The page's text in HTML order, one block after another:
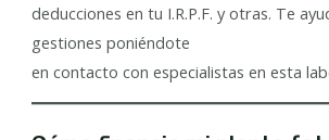
deducciones en tu I.R.P.F. y otras. Te
gestiones poniéndote
en contacto con especialistas en esta